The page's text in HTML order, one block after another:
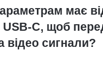
має
USB-C, щоб
відео сигнали?